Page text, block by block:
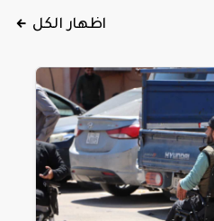
اظهار الكل